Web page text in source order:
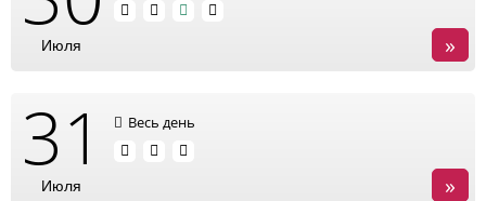
Июля »
31
Июля
Весь день
»